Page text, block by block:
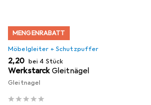
MENGENRABATT
Möbelgleiter + Schutzpuffer
EUR
2,20 bei 4 Stück
WerkstarckGleitnägel
Gleitnagel